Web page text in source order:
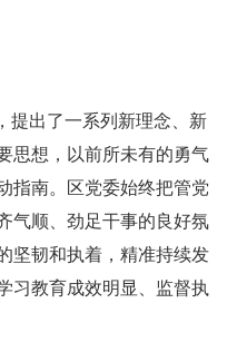
提出了一系列新理念、新
思想，以前所未有的勇气
指南。区党委始终把管党
气顺、劲足干事的良好氛
坚韧和执着，精准持续发
习教育成效明显、监督执